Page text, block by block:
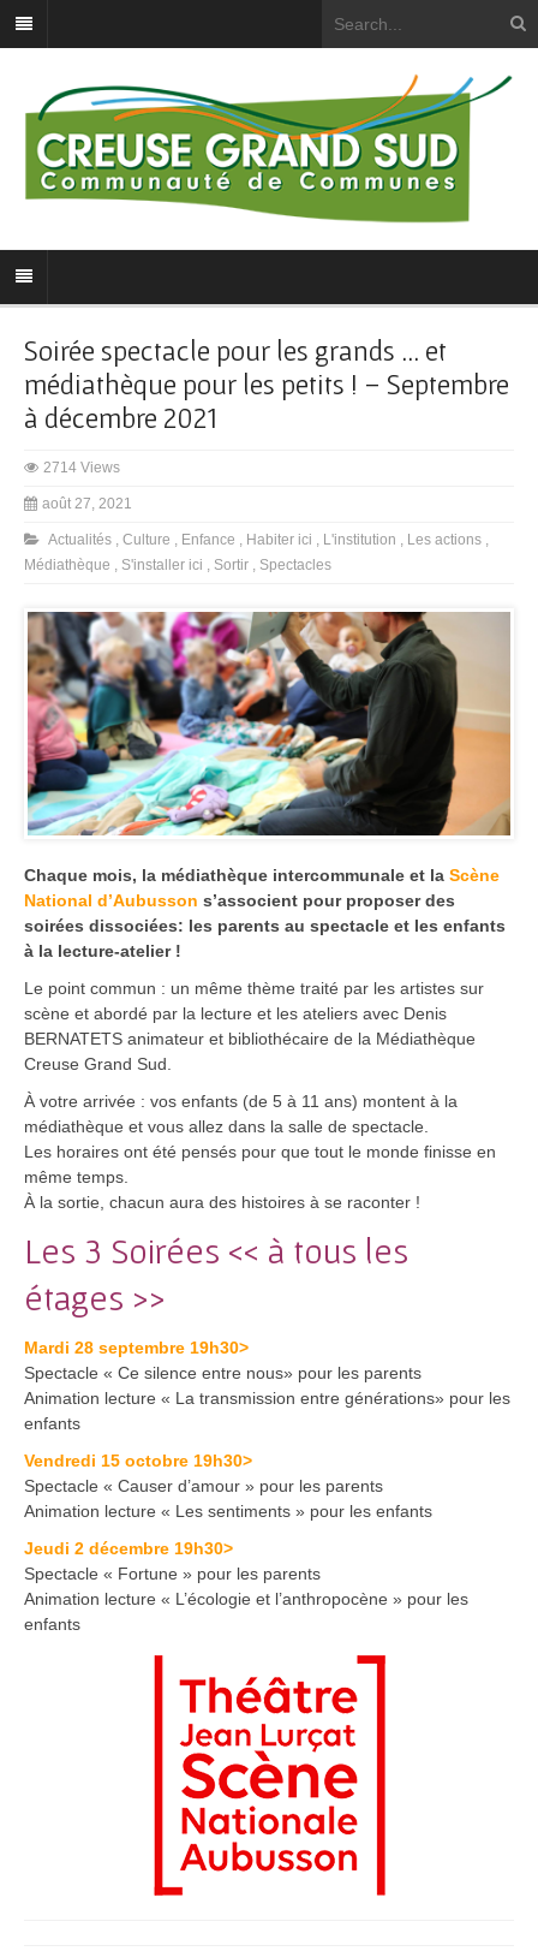
Soirée spectacle pour les grands … et
médiathèque pour les petits ! – Septembre
à décembre 2021
2714 Views
août 27, 2021
Actualités , Culture , Enfance , Habiter ici , L'institution , Les actions ,
Médiathèque , S'installer ici , Sortir , Spectacles
Chaque mois, la médiathèque intercommunale et la Scène
National d’Aubusson s’associent pour proposer des
soirées dissociées: les parents au spectacle et les enfants
à la lecture-atelier !
Le point commun : un même thème traité par les artistes sur
scène et abordé par la lecture et les ateliers avec Denis
BERNATETS animateur et bibliothécaire de la Médiathèque
Creuse Grand Sud.
À votre arrivée : vos enfants (de 5 à 11 ans) montent à la
médiathèque et vous allez dans la salle de spectacle.
Les horaires ont été pensés pour que tout le monde finisse en
même temps.
À la sortie, chacun aura des histoires à se raconter !
Les 3 Soirées << à tous les
étages >>
Mardi 28 septembre 19h30>
Spectacle « Ce silence entre nous» pour les parents
Animation lecture « La transmission entre générations» pour les
enfants
Vendredi 15 octobre 19h30>
Spectacle « Causer d’amour » pour les parents
Animation lecture « Les sentiments » pour les enfants
Jeudi 2 décembre 19h30>
Spectacle « Fortune » pour les parents
Animation lecture « L’écologie et l’anthropocène » pour les
enfants